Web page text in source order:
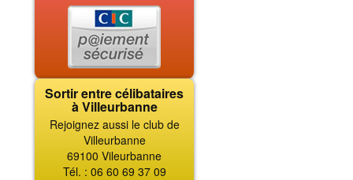
Sortir entre célibataires
à Villeurbanne
Rejoignez aussi le club de
Villeurbanne
69100 Vileurbanne
Tél. : 06 60 69 37 09